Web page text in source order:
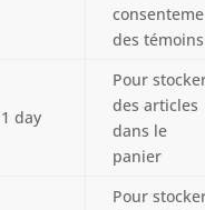
des témoins
1 day
Pour
des articles
dans le
panier
Pour